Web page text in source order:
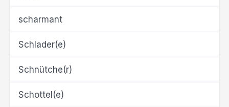
scharmant
Schlader(e)
Schnütche(r)
Schottel(e)